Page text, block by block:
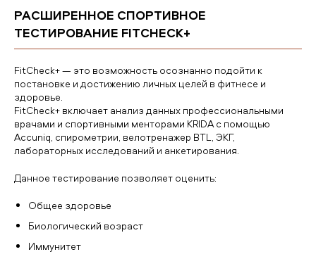
РАСШИРЕННОЕ СПОРТИВНОЕ
ТЕСТИРОВАНИЕ FITCHECK+
FitCheck+ — это возможность осознанно подойти к
постановке и достижению личных целей в фитнесе и
здоровье.
FitCheck+ включает анализ данных профессиональными
врачами и спортивными менторами KRIDA с помощью
Accuniq, спирометрии, велотренажер BTL, ЭКГ,
лабораторных исследований и анкетирования.
Данное тестирование позволяет оценить:
Общее здоровье
Биологический возраст
Иммунитет